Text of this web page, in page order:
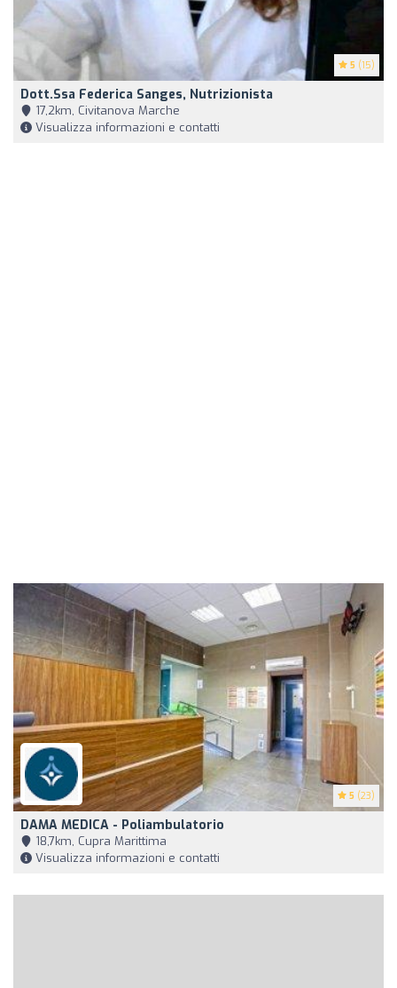
5 (15)
Dott.ssa Federica Sanges, Nutrizionista
17,2km, Civitanova Marche
Visualizza informazioni e contatti
5 (23)
DAMA MEDICA - Poliambulatorio
18,7km, Cupra Marittima
Visualizza informazioni e contatti